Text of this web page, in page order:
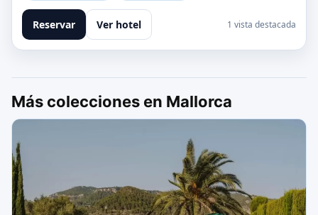
Reservar Ver hotel 1 vista destacada
Más colecciones en Mallorca